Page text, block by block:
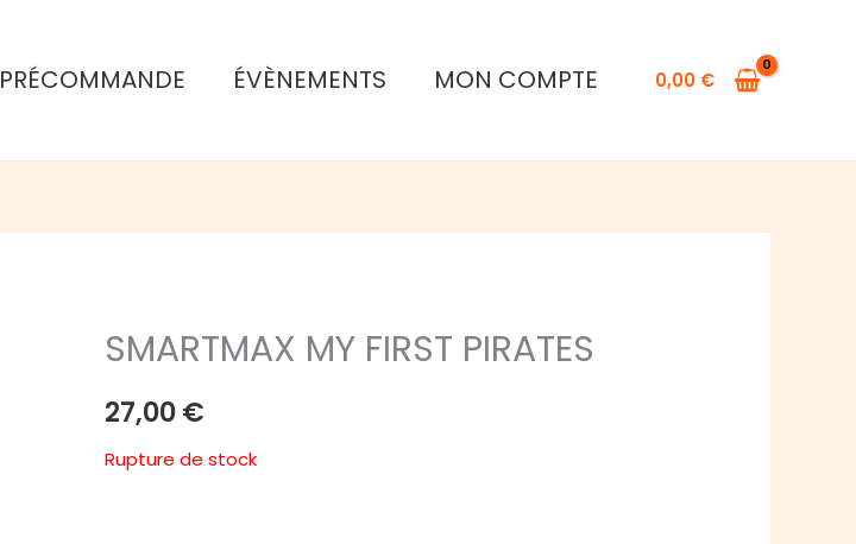
PRÉCOMMANDE ÉVÈNEMENTS MON COMPTE 0,00 €
SMARTMAX MY FIRST PIRATES
27,00€
Rupture de stock